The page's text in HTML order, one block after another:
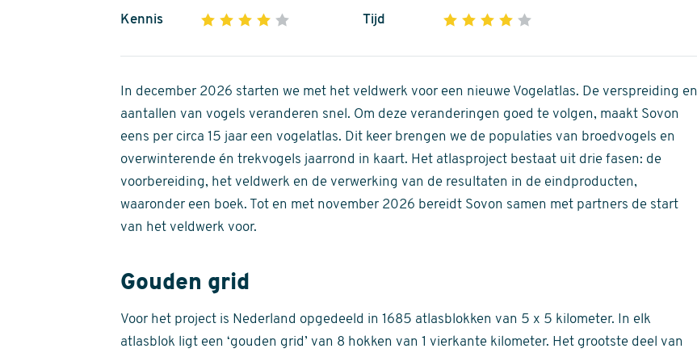
Kennis 1 2 3 4
of
5
stars
Tijd 1 2 3 4
of
5
stars
In december 2026 starten we met het veldwerk voor een nieuwe Vogelatlas. De verspreiding en
aantallen van vogels veranderen snel. Om deze veranderingen goed te volgen, maakt Sovon
eens per circa 15 jaar een vogelatlas. Dit keer brengen we de populaties van broedvogels en
overwinterende én trekvogels jaarrond in kaart. Het atlasproject bestaat uit drie fasen: de
voorbereiding, het veldwerk en de verwerking van de resultaten in de eindproducten,
waaronder een boek. Tot en met november 2026 bereidt Sovon samen met partners de start
van het veldwerk voor.
Gouden grid
Voor het project is Nederland opgedeeld in 1685 atlasblokken van 5 x 5 kilometer. In elk
atlasblok ligt een ‘gouden grid’ van 8 hokken van 1 vierkante kilometer. Het grootste deel van